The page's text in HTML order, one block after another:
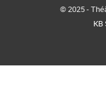
© 2025 -
KB